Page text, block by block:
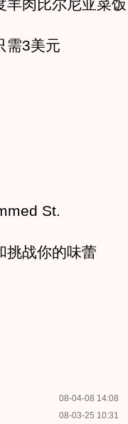
肉比尔尼亚菜饭
3美元
St.
战你的味蕾
08-04-08 14:08
08-03-25 10:31